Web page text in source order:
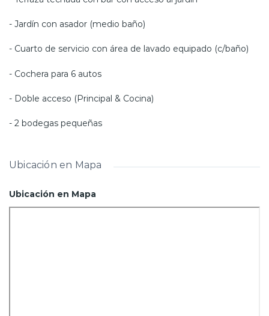
- Jardín con asador (medio baño)
- Cuarto de servicio con área de lavado equipado (c/baño)
- Cochera para 6 autos
- Doble acceso (Principal & Cocina)
- 2 bodegas pequeñas
Ubicación en Mapa
Ubicación en Mapa